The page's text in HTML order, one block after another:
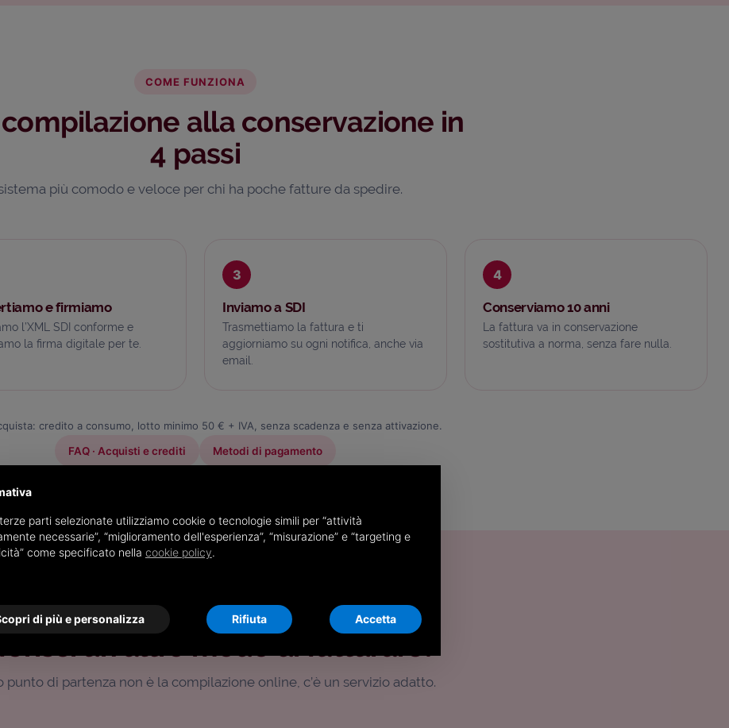
COME FUNZIONA
alla conservazione in
4 passi
più comodo e veloce per chi ha poche fatture da spedire.
e firmiamo
l’XML SDI conforme e
la firma digitale per te.
3
Inviamo a SDI
Trasmettiamo la fattura e ti
aggiorniamo su ogni notifica, anche via
email.
4
Conserviamo 10 anni
La fattura va in conservazione
sostitutiva a norma, senza fare nulla.
credito a consumo, lotto minimo 50 € + IVA, senza scadenza e senza attivazione.
FAQ · Acquisti e crediti
Metodi di pagamento
PRODOTTI CORRELATI
punto di partenza non è la compilazione online, c’è un servizio adatto.
parti selezionate utilizziamo cookie o tecnologie simili per “attività
necessarie”, “miglioramento dell'esperienza”, “misurazione” e “targeting e
come specificato nella cookie policy.
di più e personalizza Rifiuta Accetta